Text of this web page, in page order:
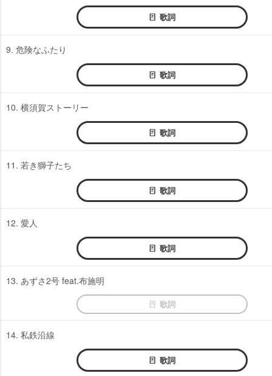
歌詞
9. 危険なふたり
歌詞
10. 横須賀ストーリー
歌詞
11. 若き獅子たち
歌詞
12. 愛人
歌詞
13. あずさ2号 feat.布施明
歌詞
14. 私鉄沿線
歌詞